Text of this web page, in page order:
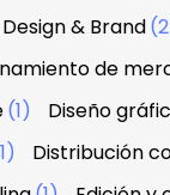
& Brand
de
(1) Diseño
Distribución